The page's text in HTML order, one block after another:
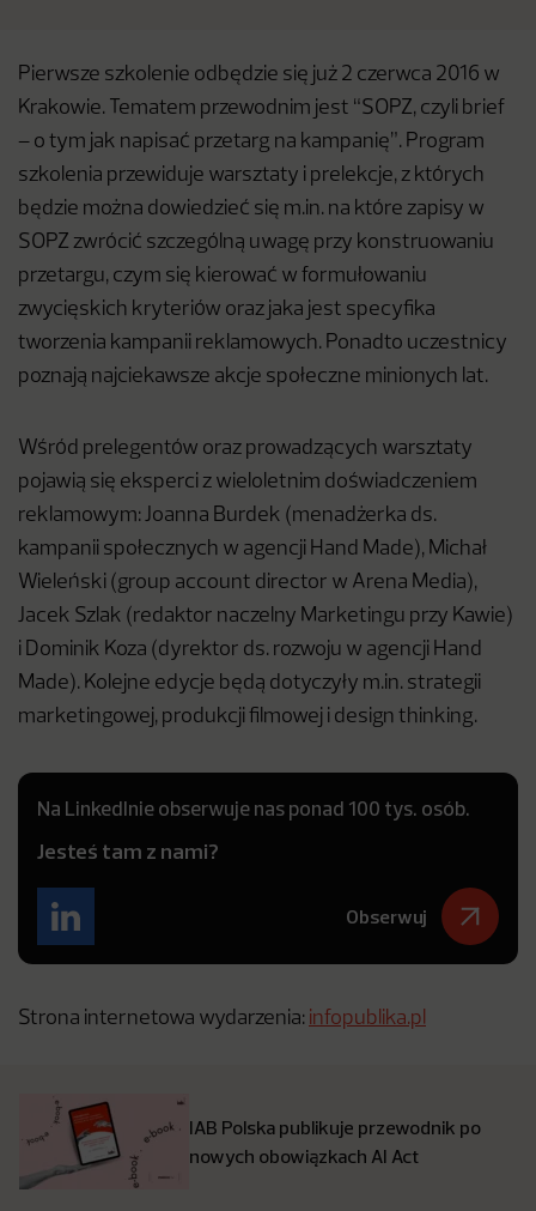
Pierwsze szkolenie odbędzie się już 2 czerwca 2016 w
Krakowie. Tematem przewodnim jest “SOPZ, czyli brief
– o tym jak napisać przetarg na kampanię”. Program
szkolenia przewiduje warsztaty i prelekcje, z których
będzie można dowiedzieć się m.in. na które zapisy w
SOPZ zwrócić szczególną uwagę przy konstruowaniu
przetargu, czym się kierować w formułowaniu
zwycięskich kryteriów oraz jaka jest specyfika
tworzenia kampanii reklamowych. Ponadto uczestnicy
poznają najciekawsze akcje społeczne minionych lat.
Wśród prelegentów oraz prowadzących warsztaty
pojawią się eksperci z wieloletnim doświadczeniem
reklamowym: Joanna Burdek (menadżerka ds.
kampanii społecznych w agencji Hand Made), Michał
Wieleński (group account director w Arena Media),
Jacek Szlak (redaktor naczelny Marketingu przy Kawie)
i Dominik Koza (dyrektor ds. rozwoju w agencji Hand
Made). Kolejne edycje będą dotyczyły m.in. strategii
marketingowej, produkcji filmowej i design thinking.
Na LinkedInie obserwuje nas ponad 100 tys. osób.
Jesteś tam z nami?
Obserwuj
Strona internetowa wydarzenia: infopublika.pl
IAB Polska publikuje przewodnik po
nowych obowiązkach AI Act